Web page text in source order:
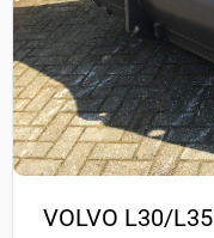
VOLVO L30/L35